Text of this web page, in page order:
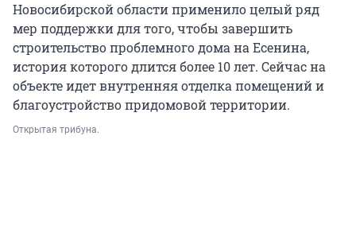
Новосибирской области применило целый ряд
мер поддержки для того, чтобы завершить
строительство проблемного дома на Есенина,
история которого длится более 10 лет. Сейчас на
объекте идет внутренняя отделка помещений и
благоустройство придомовой территории.
Открытая трибуна.